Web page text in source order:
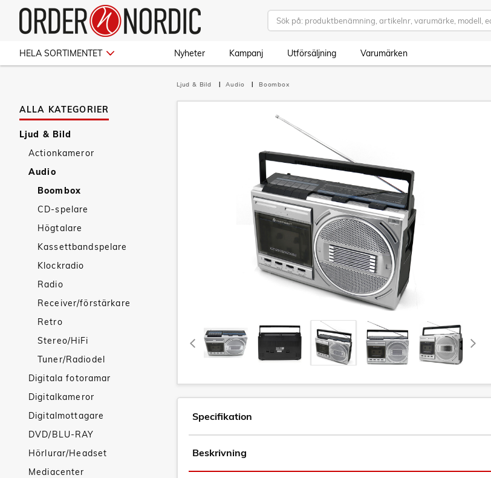
HELA SORTIMENTET Nyheter Kampanj Utförsäljning Varumärken
ALLA KATEGORIER
Ljud & Bild
Actionkameror
Audio
Boombox
CD-spelare
Högtalare
Kassettbandspelare
Klockradio
Radio
Receiver/förstärkare
Retro
Stereo/HiFi
Tuner/Radiodel
Digitala fotoramar
Digitalkameror
Digitalmottagare
DVD/BLU-RAY
Hörlurar/Headset
Mediacenter
Ljud & Bild Audio Boombox
Specifikation
Beskrivning